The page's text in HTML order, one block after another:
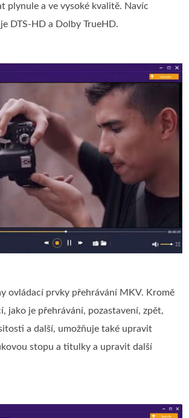
plynule a ve vysoké kvalitě. Navíc
DTS-HD a Dolby TrueHD.
ovládací prvky přehrávání MKV. Kromě
jako je přehrávání, pozastavení, zpět,
a další, umožňuje také upravit
stopu a titulky a upravit další